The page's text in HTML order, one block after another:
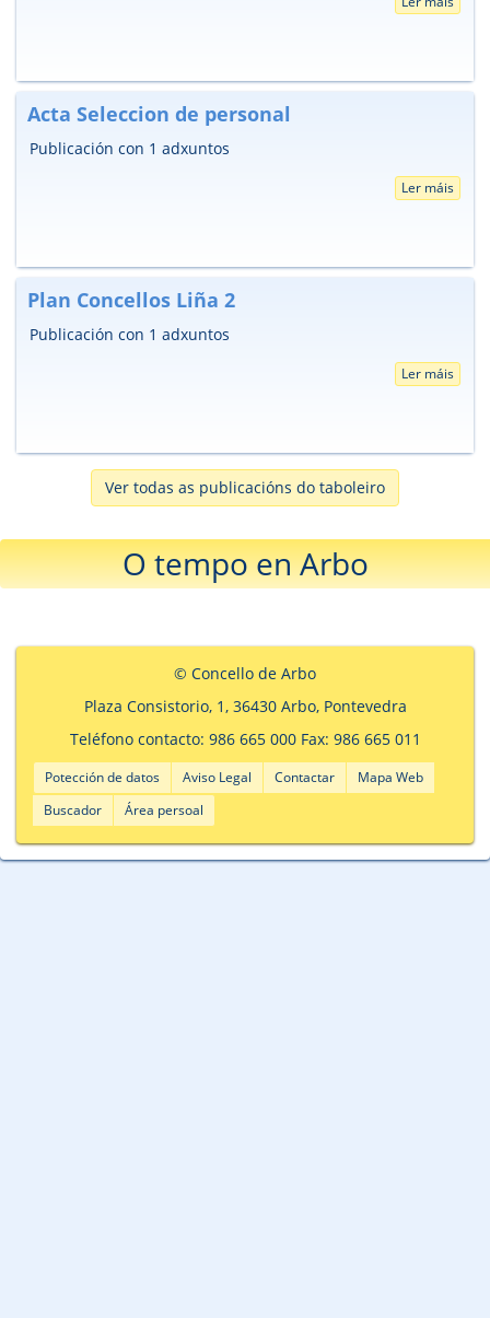
Acta Seleccion de personal
Publicación con 1 adxuntos
Ler máis
Plan Concellos Liña 2
Publicación con 1 adxuntos
Ler máis
Ver todas as publicacións do taboleiro
O tempo en Arbo
© Concello de Arbo
Plaza Consistorio, 1, 36430 Arbo, Pontevedra
Teléfono contacto: 986 665 000 Fax: 986 665 011
Potección de datos Aviso Legal Contactar
Mapa Web
Buscador
Área persoal